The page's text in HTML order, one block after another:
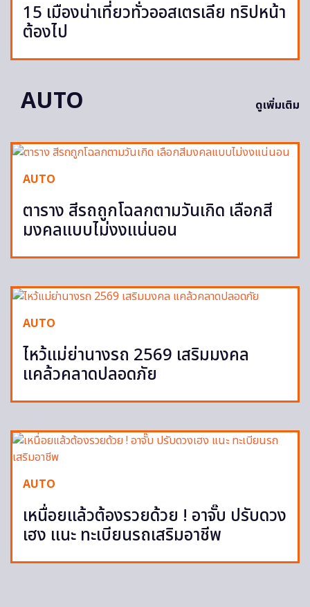
15 เมืองน่าเที่ยวทั่วออสเตรเลีย ทริปหน้า
ต้องไป
AUTO ดูเพิ่มเติม
AUTO
ตาราง สีรถถูกโฉลกตามวันเกิด เลือกสี
มงคลแบบไม่งงแน่นอน
AUTO
ไหว้แม่ย่านางรถ 2569 เสริมมงคล
แคล้วคลาดปลอดภัย
AUTO
เหนื่อยแล้วต้องรวยด้วย ! อาจั๊บ ปรับดวง
เฮง แนะ ทะเบียนรถเสริมอาชีพ